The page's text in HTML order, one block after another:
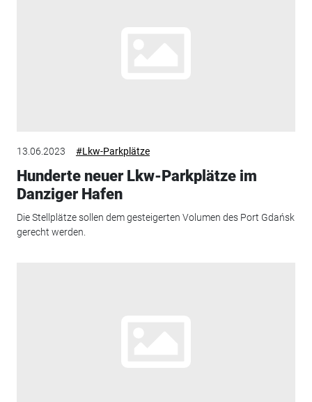
13.06.2023 #Lkw-Parkplätze
Hunderte neuer Lkw-Parkplätze im
Danziger Hafen
Die Stellplätze sollen dem gesteigerten Volumen des Port Gdańsk
gerecht werden.